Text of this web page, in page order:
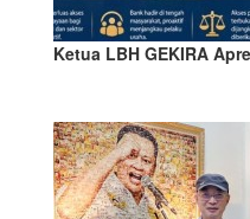
Ketua LBH GEKIRA